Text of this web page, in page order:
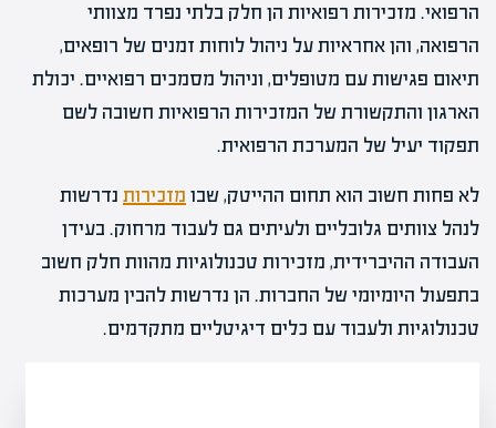
הרפואי. מזכירות רפואיות הן חלק בלתי נפרד מצוותי
הרפואה, והן אחראיות על ניהול לוחות זמנים של רופאים,
תיאום פגישות עם מטופלים, וניהול מסמכים רפואיים. יכולת
הארגון והתקשורת של המזכירות הרפואיות חשובה לשם
תפקוד יעיל של המערכת הרפואית.
לא פחות חשוב הוא תחום ההייטק, שבו מזכירות נדרשות
לנהל צוותים גלובליים ולעיתים גם לעבוד מרחוק. בעידן
העבודה ההיברידית, מזכירות טכנולוגיות מהוות חלק חשוב
בתפעול היומיומי של החברות. הן נדרשות להבין מערכות
טכנולוגיות ולעבוד עם כלים דיגיטליים מתקדמים.